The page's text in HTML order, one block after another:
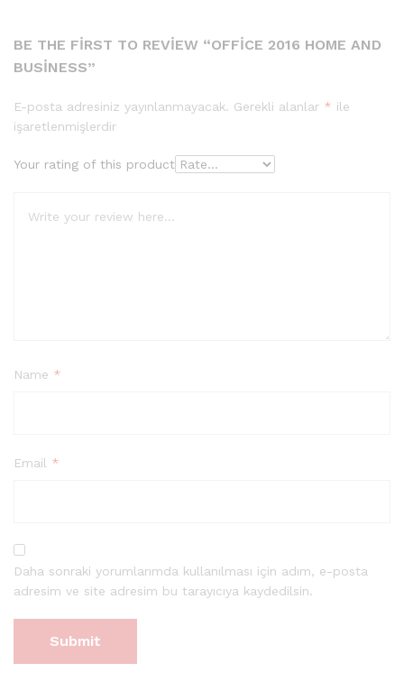
BE THE FIRST TO REVIEW “OFFICE 2016 HOME AND
BUSINESS”
E-posta adresiniz yayınlanmayacak. Gerekli alanlar * ile
işaretlenmişlerdir
Your rating of this product
Name *
Email *
Daha sonraki yorumlarımda kullanılması için adım, e-posta
adresim ve site adresim bu tarayıcıya kaydedilsin.